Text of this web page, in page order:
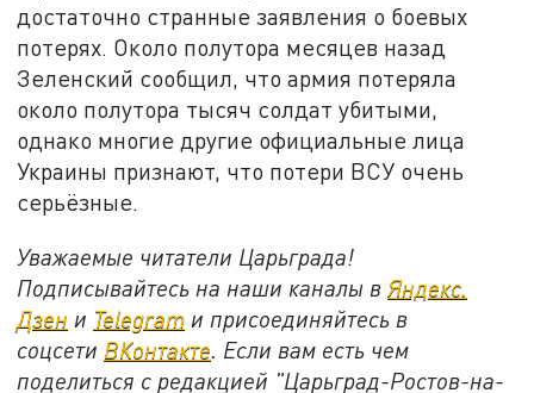
достаточно странные заявления о боевых
потерях. Около полутора месяцев назад
Зеленский сообщил, что армия потеряла
около полутора тысяч солдат убитыми,
однако многие другие официальные лица
Украины признают, что потери ВСУ очень
серьёзные.
Уважаемые читатели Царьграда!
Подписывайтесь на наши каналы в Яндекс.
Дзен и Telegram и присоединяйтесь в
соцсети ВКонтакте . Если вам есть чем
поделиться с редакцией "Царьград-Ростов-на-